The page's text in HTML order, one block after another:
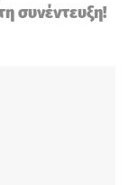
συνέντευξη!